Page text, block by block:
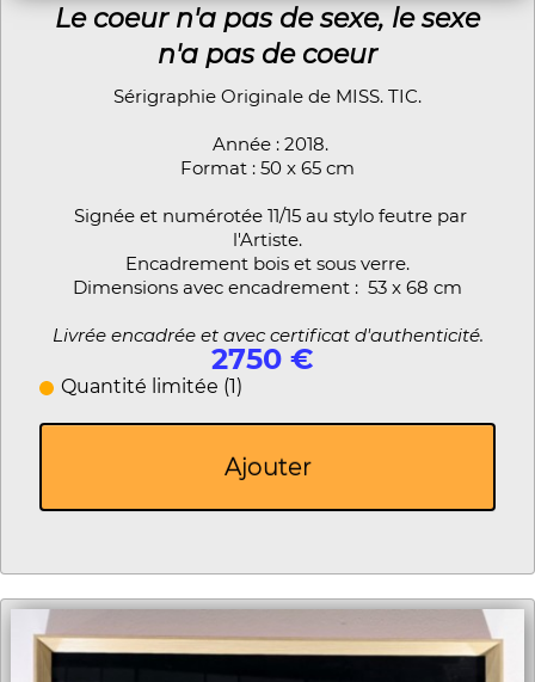
Le coeur n'a pas de sexe, le sexe
n'a pas de coeur
Sérigraphie Originale de MISS. TIC.
Année : 2018.
Format : 50 x 65 cm
Signée et numérotée 11/15 au stylo feutre par
l'Artiste.
Encadrement bois et sous verre.
Dimensions avec encadrement : 53 x 68 cm
Livrée encadrée et avec certificat d'authenticité.
2750 €
Quantité limitée (1)
Ajouter